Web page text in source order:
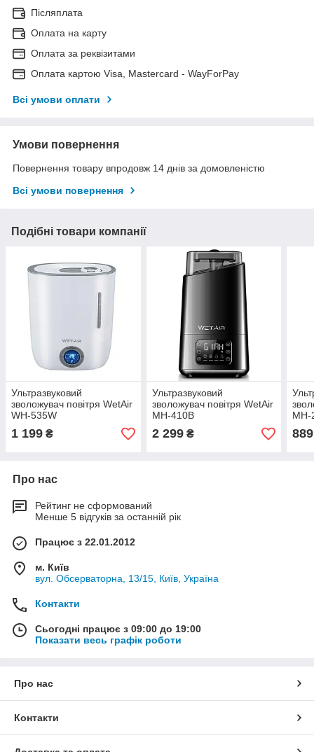
Післяплата
Оплата на карту
Оплата за реквізитами
Оплата картою Visa, Mastercard - WayForPay
Всі умови оплати
Умови повернення
Повернення товару впродовж 14 днів за домовленістю
Всі умови повернення
Подібні товари компанії
Ультразвуковий
зволожувач повітря WetAir
WH-535W
1 199 ₴
Ультразвуковий
зволожувач повітря WetAir
MH-410B
2 299₴
MH-
889
Про нас
Рейтинг не сформований
Менше 5 відгуків за останній рік
Працює з 22.01.2012
м. Київ
вул. Обсерваторна, 13/15, Київ, Україна
Контакти
Сьогодні працює з 09:00 до 19:00
Показати весь графік роботи
Про нас
Контакти